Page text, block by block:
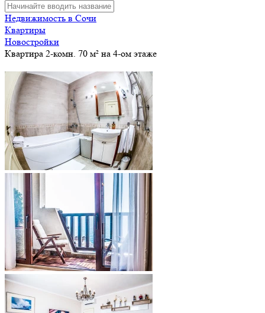
Недвижимость в Сочи
Квартиры
Новостройки
Квартира 2-комн. 70 м² на 4-ом этаже